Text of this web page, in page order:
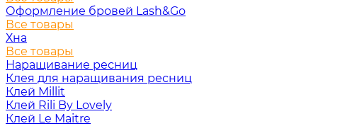
Оформление бровей Lash&Go
Все товары
Хна
Все товары
Наращивание ресниц
Клея для наращивания ресниц
Клей Millit
Клей Rili By Lovely
Клей Le Maitre